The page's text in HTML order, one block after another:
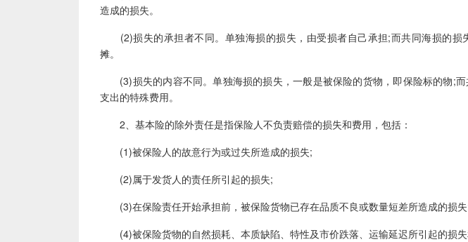
造成的损失。
(2)损失的承担者不同。单独海损的损失，由受损者自己承担;而共同海损的损
摊。
(3)损失的内容不同。单独海损的损失，一般是被保险的货物，即保险标的物;而
支出的特殊费用。
2、基本险的除外责任是指保险人不负责赔偿的损失和费用，包括：
(1)被保险人的故意行为或过失所造成的损失;
(2)属于发货人的责任所引起的损失;
(3)在保险责任开始承担前，被保险货物已存在品质不良或数量短差所造成的损
(4)被保险货物的自然损耗、本质缺陷、特性及市价跌落、运输延迟所引起的损